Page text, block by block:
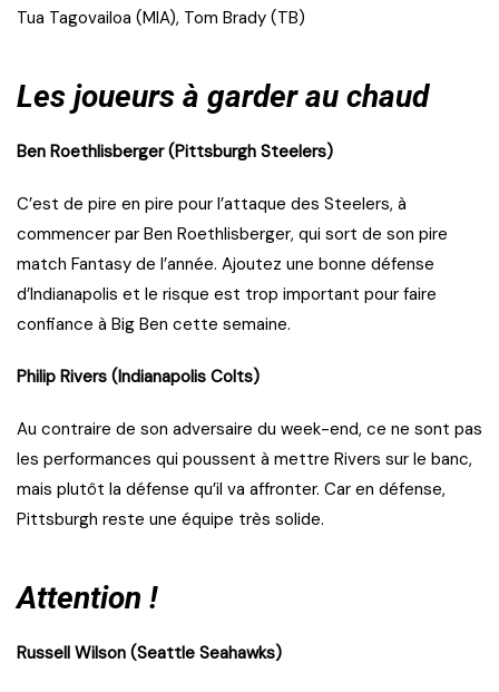
Tua Tagovailoa (MIA), Tom Brady (TB)
Les joueurs à garder au chaud
Ben Roethlisberger (Pittsburgh Steelers)
C’est de pire en pire pour l’attaque des Steelers, à
commencer par Ben Roethlisberger, qui sort de son pire
match Fantasy de l’année. Ajoutez une bonne défense
d’Indianapolis et le risque est trop important pour faire
confiance à Big Ben cette semaine.
Philip Rivers (Indianapolis Colts)
Au contraire de son adversaire du week-end, ce ne sont pas
les performances qui poussent à mettre Rivers sur le banc,
mais plutôt la défense qu’il va affronter. Car en défense,
Pittsburgh reste une équipe très solide.
Attention !
Russell Wilson (Seattle Seahawks)